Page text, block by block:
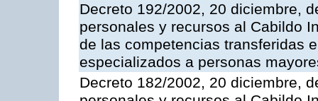
Decreto 192/2002, 20 diciembre,
personales y recursos al Cabildo
de las competencias transferidas
especializados a personas
Decreto 182/2002, 20 diciembre,